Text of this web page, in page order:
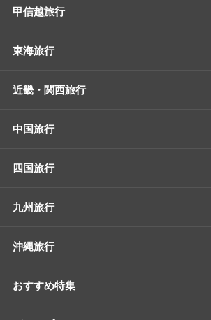
甲信越旅行
東海旅行
近畿・関西旅行
中国旅行
四国旅行
九州旅行
沖縄旅行
おすすめ特集